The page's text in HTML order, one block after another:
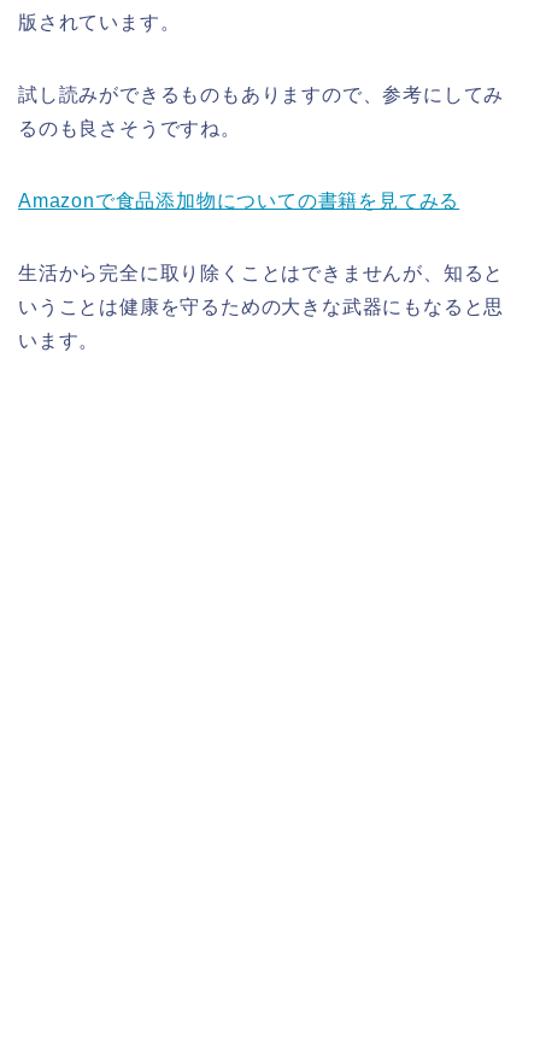
版されています。
試し読みができるものもありますので、参考にしてみ
るのも良さそうですね。
Amazonで食品添加物についての書籍を見てみる
生活から完全に取り除くことはできませんが、知ると
いうことは健康を守るための大きな武器にもなると思
います。